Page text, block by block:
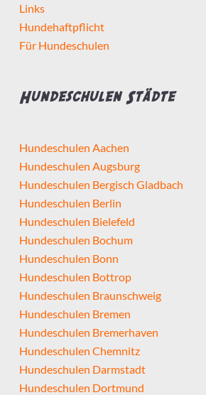
Links
Hundehaftpflicht
Für Hundeschulen
Hundeschulen Städte
Hundeschulen Aachen
Hundeschulen Augsburg
Hundeschulen Bergisch Gladbach
Hundeschulen Berlin
Hundeschulen Bielefeld
Hundeschulen Bochum
Hundeschulen Bonn
Hundeschulen Bottrop
Hundeschulen Braunschweig
Hundeschulen Bremen
Hundeschulen Bremerhaven
Hundeschulen Chemnitz
Hundeschulen Darmstadt
Hundeschulen Dortmund